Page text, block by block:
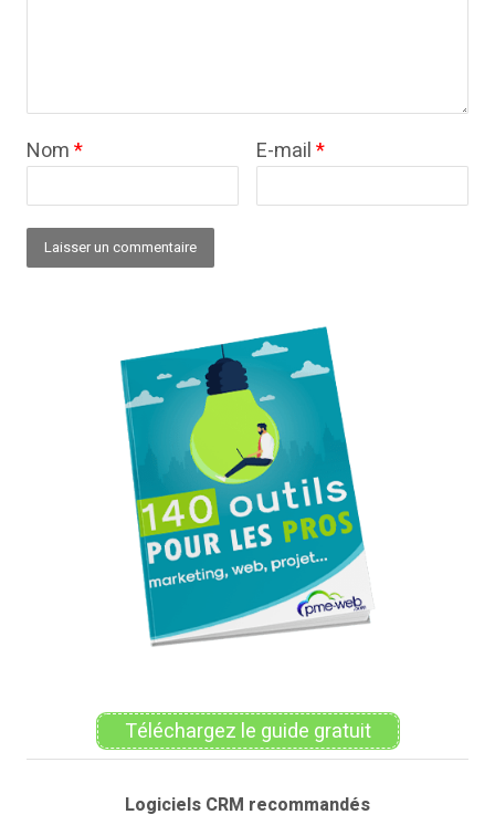
Nom* E-mail*
Téléchargez le guide gratuit
Logiciels CRM recommandés